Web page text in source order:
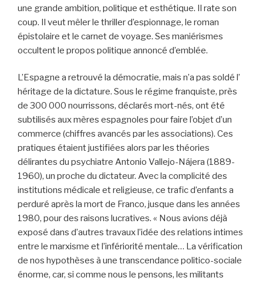
une grande ambition, politique et esthétique. Il rate son
coup. Il veut mêler le thriller d’espionnage, le roman
épistolaire et le carnet de voyage. Ses maniérismes
occultent le propos politique annoncé d’emblée.
L’Espagne a retrouvé la démocratie, mais n’a pas soldé l’
héritage de la dictature. Sous le régime franquiste, près
de 300 000 nourrissons, déclarés mort-nés, ont été
subtilisés aux mères espagnoles pour faire l’objet d’un
commerce (chiffres avancés par les associations). Ces
pratiques étaient justifiées alors par les théories
délirantes du psychiatre Antonio Vallejo-Nájera (1889-
1960), un proche du dictateur. Avec la complicité des
institutions médicale et religieuse, ce trafic d’enfants a
perduré après la mort de Franco, jusque dans les années
1980, pour des raisons lucratives. « Nous avions déjà
exposé dans d’autres travaux l’idée des relations intimes
entre le marxisme et l’infériorité mentale… La vérification
de nos hypothèses à une transcendance politico-sociale
énorme, car, si comme nous le pensons, les militants